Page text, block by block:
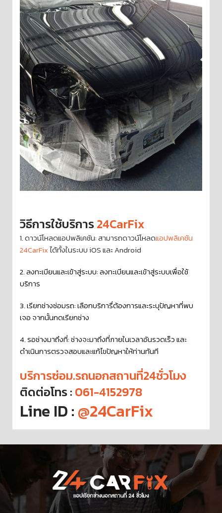
วิธีการใช้บริการ24CarFix
1. ดาวน์โหลดแอปพลิเคชัน: สามารถดาวน์โหลดแอปพลิเคชัน
24CarFixได้ทั้งในระบบ iOS และ Android
2. ลงทะเบียนและเข้าสู่ระบบ: ลงทะเบียนและเข้าสู่ระบบเพื่อใช้
บริการ
3. เรียกช่างซ่อมรถ: เลือกบริการื่ต้องการและระบุปัญหาที่พบ
เจอ จากนั้นกดเรียกช่าง
4. รอช่างมาถึงที่: ช่างจะมาถึงที่ภายในเวลาอันรวดเร็ว และ
ดำเนินการตรวจสอบและแก้ไขปัญหาให้ท่านทันที
บริการซ่อม.รถนอกสถานที่24ชั่วโมง
ติดต่อโทร : 061-4152978
Line ID :@24CarFix